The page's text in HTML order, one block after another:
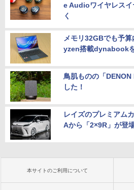
e Audioワイヤレスイ
く
メモリ32GBでも予
yzen搭載dynabook
鳥肌ものの「
した！
レイズのプレミアム
Aから「2×9R」が登
本サイトのご利用について